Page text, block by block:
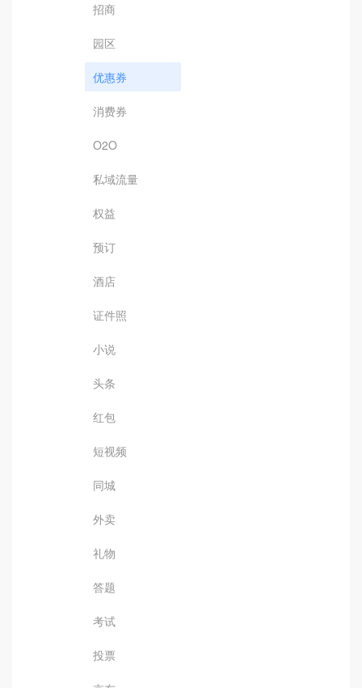
招商
园区
优惠券
消费券
O2O
私域流量
权益
预订
酒店
证件照
小说
头条
红包
短视频
同城
外卖
礼物
答题
考试
投票